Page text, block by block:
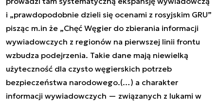
i „prawdopodobnie dzieli się ocenami z rosyjskim GRU”
pisząc m.in że „Chęć Węgier do zbierania informacji
wywiadowczych z regionów na pierwszej linii frontu
wzbudza podejrzenia. Takie dane mają niewielką
użyteczność dla czysto węgierskich potrzeb
bezpieczeństwa narodowego.(…) a charakter
informacji wywiadowczych — związanych z lukami w